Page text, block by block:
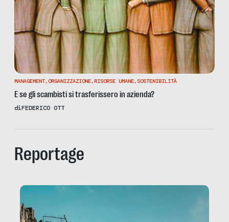
MANAGEMENT,ORGANIZZAZIONE,RISORSE UMANE, SOSTENIBILITÀ
E se gli scambisti si trasferissero in azienda?
diFEDERICO OTT
Reportage